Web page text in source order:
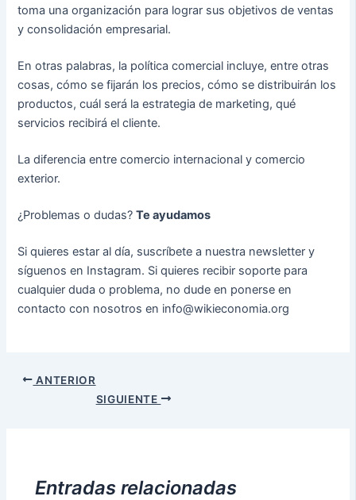
toma una organización para lograr sus objetivos de ventas
y consolidación empresarial.
En otras palabras, la política comercial incluye, entre otras
cosas, cómo se fijarán los precios, cómo se distribuirán los
productos, cuál será la estrategia de marketing, qué
servicios recibirá el cliente.
La diferencia entre comercio internacional y comercio
exterior.
¿Problemas o dudas?Te ayudamos
Si quieres estar al día, suscríbete a nuestra newsletter y
síguenos en Instagram. Si quieres recibir soporte para
cualquier duda o problema, no dude en ponerse en
contacto con nosotros en info@wikieconomia.org
Navegación
ANTERIOR
SIGUIENTE
Entradas relacionadas